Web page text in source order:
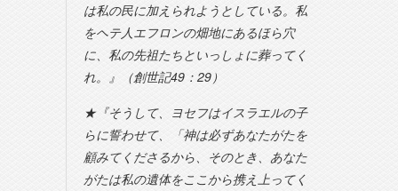
は私の民に加えられようとしている。私
をヘテ人エフロンの畑地にあるほら穴
に、私の先祖たちといっしょに葬ってく
れ。』（創世記49：29）
★『そうして、ヨセフはイスラエルの子
らに誓わせて、「神は必ずあなたがたを
顧みてくださるから、そのとき、あなた
がたは私の遺体をここから携え上ってく